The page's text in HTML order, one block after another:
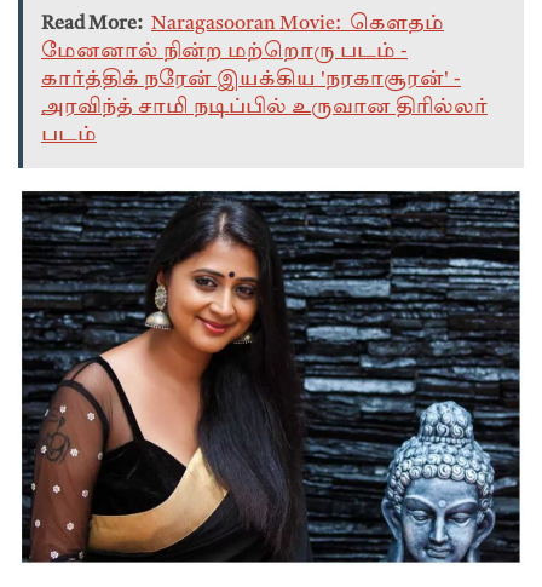
Read More: Naragasooran Movie: கௌதம்
மேனனால் நின்ற மற்றொரு படம் -
கார்த்திக் நரேன் இயக்கிய 'நரகாசூரன்' -
அரவிந்த் சாமி நடிப்பில் உருவான திரில்லர்
படம்